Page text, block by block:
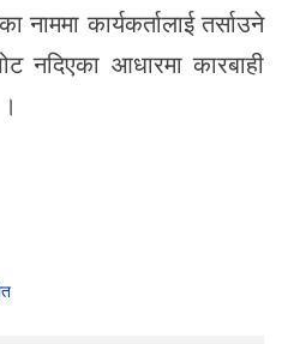
कार्यकर्तालाई तर्साउने
नदिएका आधारमा कारबाही